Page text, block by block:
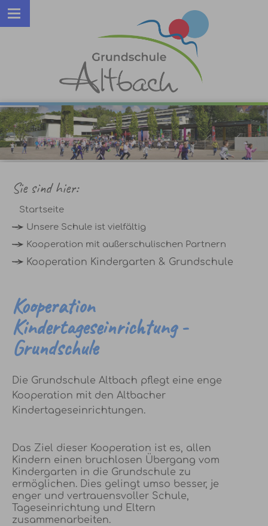
Sie sind hier:
Startseite
Unsere Schule ist vielfältig
Kooperation mit außerschulischen Partnern
Kooperation Kindergarten & Grundschule
Kooperation
Kindertageseinrichtung -
Grundschule
Die Grundschule Altbach pflegt eine enge
Kooperation mit den Altbacher
Kindertageseinrichtungen.
Das Ziel dieser Kooperation ist es, allen
Kindern einen bruchlosen Übergang vom
Kindergarten in die Grundschule zu
ermöglichen. Dies gelingt umso besser, je
enger und vertrauensvoller Schule,
Tageseinrichtung und Eltern
zusammenarbeiten.